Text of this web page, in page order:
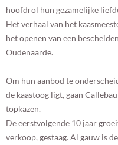
hoofdrol hun gezamelijke
Het verhaal van het
het openen van een
Oudenaarde.
Om hun aanbod te
de kaastoog ligt, gaan
topkazen.
De eerstvolgende 10 jaar
verkoop, gestaag. Al gauw is